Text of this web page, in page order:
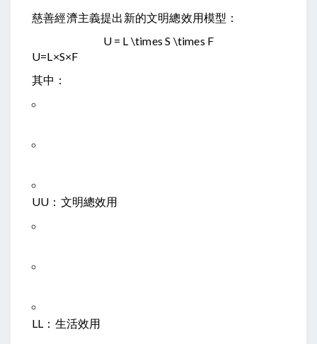
慈善經濟主義提出新的文明總效用模型：
U = L \times S \times F
U=L×S×F
其中：
UU ：文明總效用
LL ：生活效用